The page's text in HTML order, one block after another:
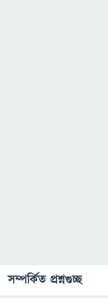
সম্পর্কিত প্রশ্নগুচ্ছ